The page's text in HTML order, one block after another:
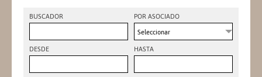
BUSCADOR POR ASOCIADO
Seleccionar
DESDE HASTA